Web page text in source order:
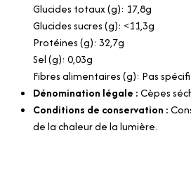
Glucides totaux (g): 17,8g
Glucides sucres (g): <11,3g
Protéines (g): 32,7g
Sel (g): 0,03g
Fibres alimentaires (g): Pas
Dénomination légale :Cèpes
Conditions de conservation :
de la chaleur de la lumière.